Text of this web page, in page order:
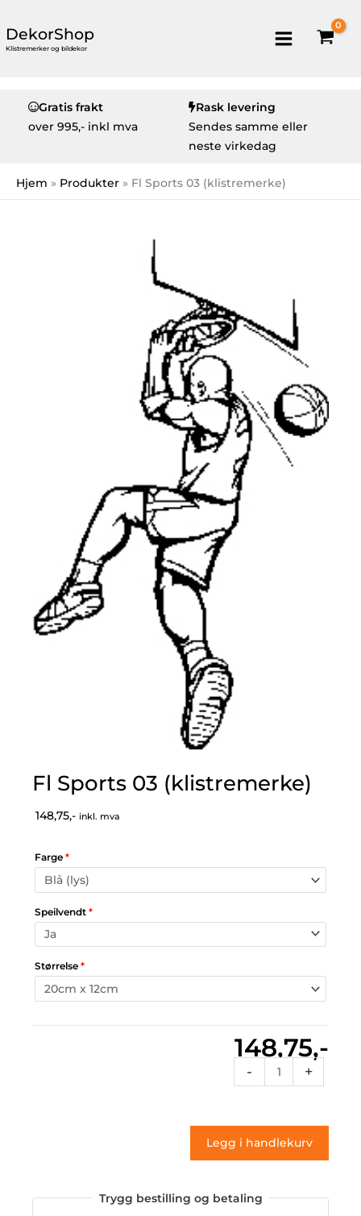
DekorShop
Klistremerker og bildekor
Gratis frakt
over 995,- inkl mva
Rask levering
Sendes samme eller
neste virkedag
Hjem Produkter Fl Sports 03 (klistremerke)
Fl Sports 03 (klistremerke)
148,75,- inkl. mva
Farge *
Speilvendt *
Størrelse *
148,75,-
-
Sports
(klistremerke)
antall
+
Legg i handlekurv
Trygg bestilling og betaling